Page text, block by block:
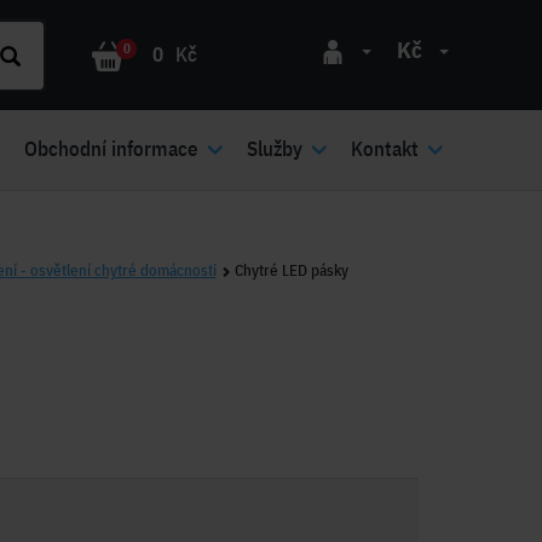
0 0 Kč Kč
Obchodní informace Služby Kontakt
- osvětlení chytré domácnosti Chytré LED pásky